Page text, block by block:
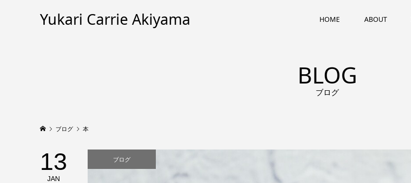
Yukari Carrie Akiyama HOME ABOUT
BLOG
ブログ
ブログ 本
13
JAN
ブログ